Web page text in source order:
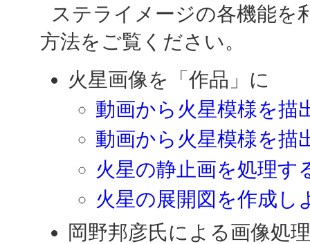
ステライメージの各機能を
方法をご覧ください。
火星画像を「作品」に
動画から火星模様を描
動画から火星模様を描
火星の静止画を処理す
火星の展開図を作成し
岡野邦彦氏による画像処